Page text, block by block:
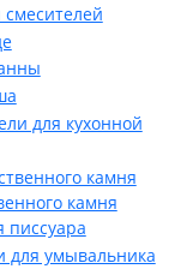
смесителей
для кухонной
камня
писсуара
для умывальника